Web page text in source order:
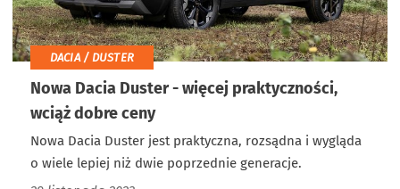
DACIA / DUSTER
Nowa Dacia Duster - więcej praktyczności,
wciąż dobre ceny
Nowa Dacia Duster jest praktyczna, rozsądna i wygląda
o wiele lepiej niż dwie poprzednie generacje.